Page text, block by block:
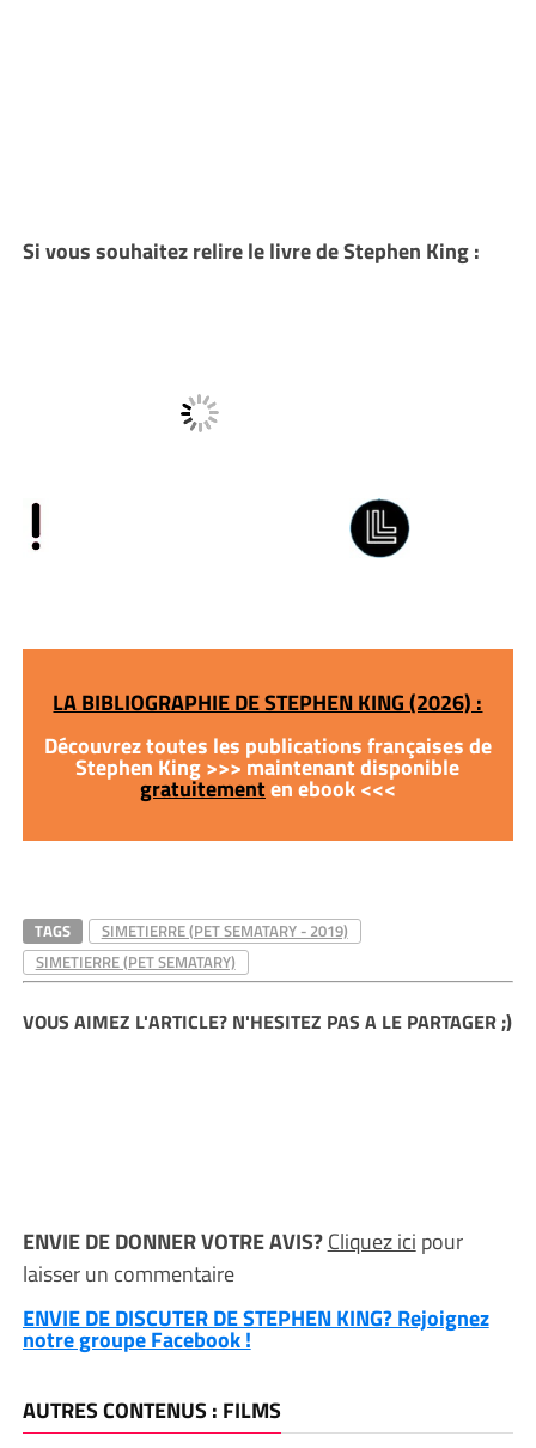
Si vous souhaitez relire le livre de Stephen King :
LA BIBLIOGRAPHIE DE STEPHEN KING (2026) :
Découvrez toutes les publications françaises de
Stephen King >>> maintenant disponible
gratuitementen ebook <<<
TAGS
SIMETIERRE (PET SEMATARY - 2019)
SIMETIERRE (PET SEMATARY)
VOUS AIMEZ L'ARTICLE? N'HESITEZ PAS A LE PARTAGER ;)
ENVIE DE DONNER VOTRE AVIS?Cliquez ici pour
laisser un commentaire
ENVIE DE DISCUTER DE STEPHEN KING? Rejoignez
notre groupe Facebook !
AUTRES CONTENUS : FILMS